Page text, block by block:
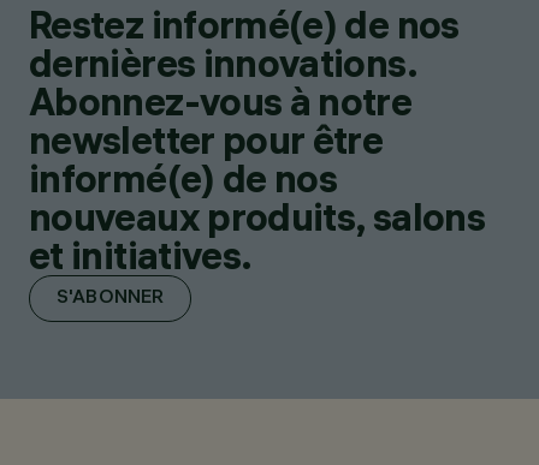
Restez informé(e) de nos
dernières innovations.
Abonnez-vous à notre
newsletter pour être
informé(e) de nos
nouveaux produits, salons
et initiatives.
S'ABONNER